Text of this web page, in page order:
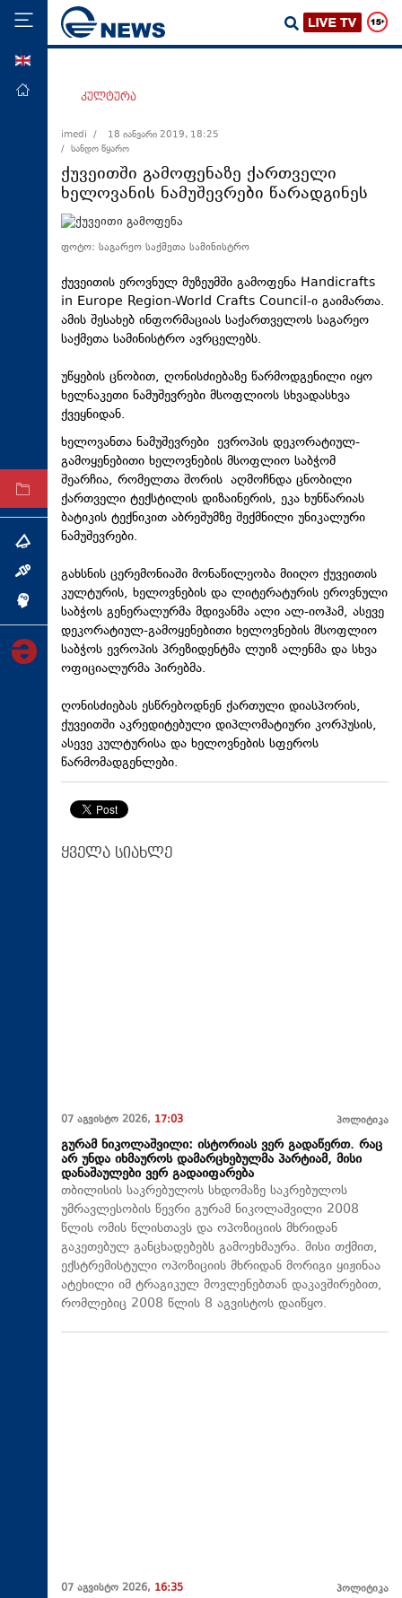
ეკონომიკა
მსოფლიო
თავდაცვა
სპორტი
ტექნოლოგიები
ტაბლოიდი
თემა
ინტერვიუ
ინქვიზიცია
კულტურა
imedi /
18 იანვარი 2019, 18:25
/ სანდო წყარო
ქუვეითში გამოფენაზე ქართველი
ხელოვანის ნამუშევრები წარადგინეს
ფოტო: საგარეო საქმეთა სამინისტრო
ქუვეითის ეროვნულ მუზეუმში გამოფენა Handicrafts
in Europe Region-World Crafts Council-ი გაიმართა.
ამის შესახებ ინფორმაციას საქართველოს საგარეო
საქმეთა სამინისტრო ავრცელებს.
უწყების ცნობით, ღონისძიებაზე წარმოდგენილი იყო
ხელნაკეთი ნამუშევრები მსოფლიოს სხვადასხვა
ქვეყნიდან.
ხელოვანთა ნამუშევრები ევროპის დეკორატიულ-
გამოყენებითი ხელოვნების მსოფლიო საბჭომ
შეარჩია, რომელთა შორის აღმოჩნდა ცნობილი
ქართველი ტექსტილის დიზაინერის, ეკა ხუნწარიას
ბატიკის ტექნიკით აბრეშუმზე შექმნილი უნიკალური
ნამუშევრები.
გახსნის ცერემონიაში მონაწილეობა მიიღო ქუვეითის
კულტურის, ხელოვნების და ლიტერატურის ეროვნული
საბჭოს გენერალურმა მდივანმა ალი ალ-იოჰამ, ასევე
დეკორატიულ-გამოყენებითი ხელოვნების მსოფლიო
საბჭოს ევროპის პრეზიდენტმა ლუიზ ალენმა და სხვა
ოფიციალურმა პირებმა.
ღონისძიებას ესწრებოდნენ ქართული დიასპორის,
ქუვეითში აკრედიტებული დიპლომატიური კორპუსის,
ასევე კულტურისა და ხელოვნების სფეროს
წარმომადგენლები.
ყველა სიახლე
07 აგვისტო 2026, 17:03 პოლიტიკა
გურამ ნიკოლაშვილი: ისტორიას ვერ გადაწერთ. რაც
არ უნდა იხმაუროს დამარცხებულმა პარტიამ, მისი
დანაშაულები ვერ გადაიფარება
თბილისის საკრებულოს სხდომაზე საკრებულოს
უმრავლესობის წევრი გურამ ნიკოლაშვილი 2008
წლის ომის წლისთავს და ოპოზიციის მხრიდან
გაკეთებულ განცხადებებს გამოეხმაურა. მისი თქმით,
ექსტრემისტული ოპოზიციის მხრიდან მორიგი ყიჟინაა
ატეხილი იმ ტრაგიკულ მოვლენებთან დაკავშირებით,
რომლებიც 2008 წლის 8 აგვისტოს დაიწყო.
07 აგვისტო 2026, 16:35 პოლიტიკა